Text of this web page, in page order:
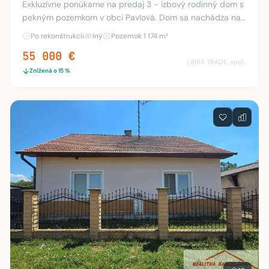
Exkluzívne ponúkame na predaj 3 - izbový rodinný dom s
pekným pozemkom v obci Pavlová. Dom sa nachádza na
pozemku s rozlohou 1174 m² . Na predaj čiastočne
zrekonštruovaný rodinný dom. Dispozícia domu:
Po rekonštrukcii Iný Pozemok 1 174 m²
55 000 €
Znížená o 15 %